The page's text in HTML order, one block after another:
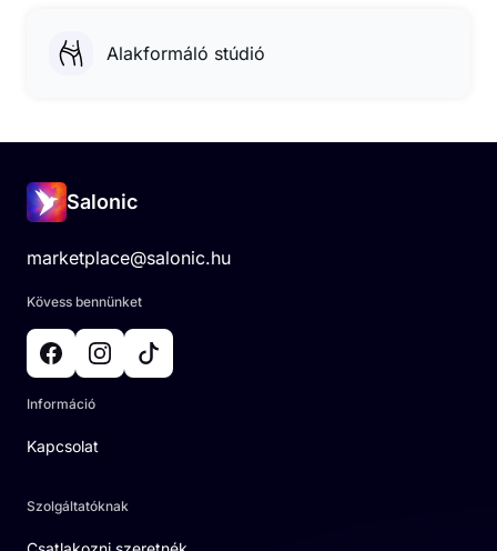
Alakformáló stúdió
Salonic
marketplace@salonic.hu
Kövess bennünket
Információ
Kapcsolat
Szolgáltatóknak